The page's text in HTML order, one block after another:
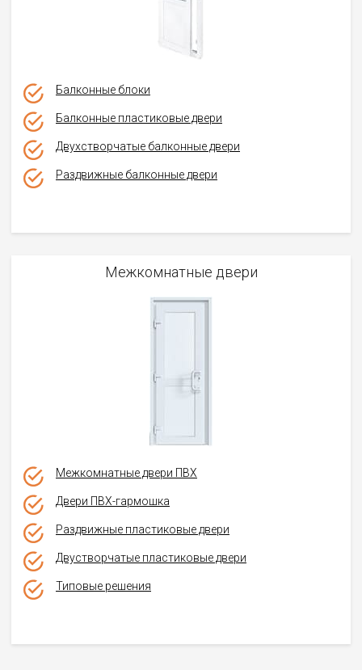
Балконные блоки
Балконные пластиковые двери
Двухстворчатые балконные двери
Раздвижные балконные двери
Межкомнатные двери
Межкомнатные двери ПВХ
Двери ПВХ-гармошка
Раздвижные пластиковые двери
Двустворчатые пластиковые двери
Типовые решения